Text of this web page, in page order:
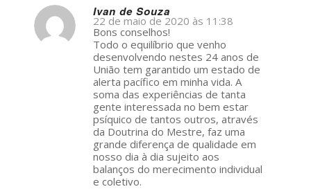
Ivan de Souza
s
ays:
22 de maio de 2020 às 11:38
Bons conselhos!
Todo o equilíbrio que venho
desenvolvendo nestes 24 anos de
União tem garantido um estado de
alerta pacífico em minha vida. A
soma das experiências de tanta
gente interessada no bem estar
psíquico de tantos outros, através
da Doutrina do Mestre, faz uma
grande diferença de qualidade em
nosso dia à dia sujeito aos
balanços do merecimento individual
e coletivo.